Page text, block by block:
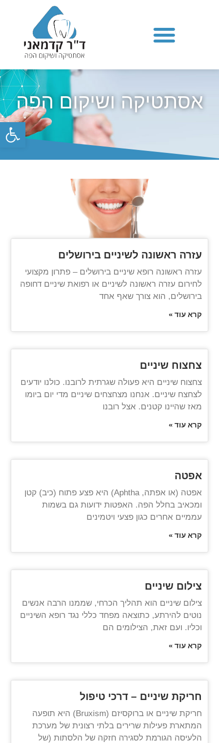
אסתטיקה ושיקום הפה
עזרה ראשונה לשיניים בירושלים
עזרה ראשונה רופא שיניים בירושלים – פתרון מקצועי
לחירום עזרה ראשונה לשיניים או רפואת שיניים דחופה
בירושלים, הוא צורך שאף אחד
קרא עוד »
צחצוח שיניים
צחצוח שיניים היא פעולה שגרתית לרובנו. כולנו יודעים
לצחצח שיניים. אנחנו מצחצחים שיניים מדי יום ביומו
מאז שהיינו קטנים. אצל רובנו
קרא עוד »
אפטה
אפטה (או אפתה, Aphtha) היא פצע פתוח (כיב) קטן
ומכאיב בחלל הפה. האפטות ידועות גם בשמות
עממיים אחרים כגון פצעי ויטמינים
קרא עוד »
צילום שיניים
צילום שיניים הוא תהליך הכרחי, שממנו הרבה אנשים
נוטים להירתע, כתוצאה מפחד כללי נגד רופא השיניים
וכליו. ועם זאת, הצילומים הם
קרא עוד »
חריקת שיניים – דרכי טיפול
חריקת שיניים או ברוקסיזם (Bruxism) היא תופעה
המתארת פעילות שרירים בלתי רצונית של מערכת
הלעיסה הגורמת לסגירה חזקה של הלסתות (של
פתח